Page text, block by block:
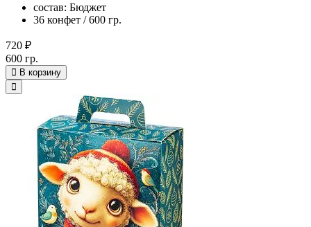
состав: Бюджет
36 конфет / 600 гр.
720 ₽
600 гр.
В корзину